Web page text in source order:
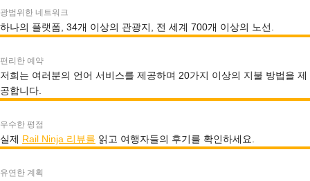
광범위한 네트워크
하나의 플랫폼, 34개 이상의 관광지, 전 세계 700개 이상의 노선.
편리한 예약
저희는 여러분의 언어 서비스를 제공하며 20가지 이상의 지불 방법을 제
공합니다.
우수한 평점
실제 Rail Ninja 리뷰를 읽고 여행자들의 후기를 확인하세요.
유연한 계획